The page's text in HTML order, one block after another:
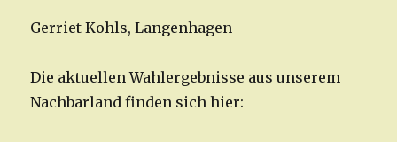
Gerriet Kohls, Langenhagen
Die aktuellen Wahlergebnisse aus unserem
Nachbarland finden sich hier: